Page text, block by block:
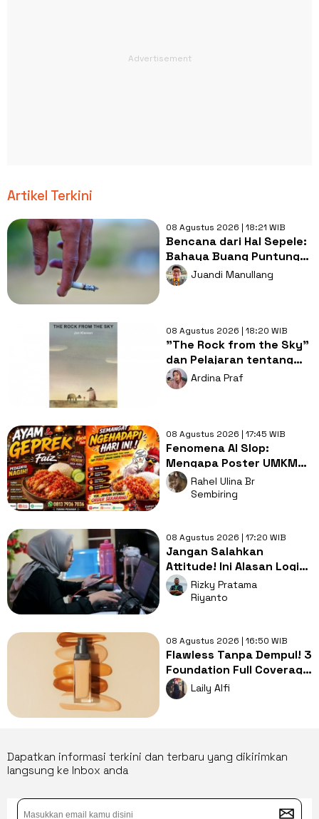
Artikel Terkini
08 Agustus 2026 | 18:21 WIB
Bencana dari Hal Sepele:
Bahaya Buang Puntung
Rokok Sembarangan di
Musim Kemarau
Juandi Manullang
08 Agustus 2026 | 18:20 WIB
"The Rock from the Sky"
dan Pelajaran tentang
Berani Menghadapi
Perubahan
Ardina Praf
08 Agustus 2026 | 17:45 WIB
Fenomena AI Slop:
Mengapa Poster UMKM
Makin Seragam dan Bikin
Kita Bosan?
Rahel Ulina Br
Sembiring
08 Agustus 2026 | 17:20 WIB
Jangan Salahkan
Attitude! Ini Alasan Logis
Kenapa Gen Z Susah Cari
Kerja
Rizky Pratama
Riyanto
08 Agustus 2026 | 16:50 WIB
Flawless Tanpa Dempul! 3
Foundation Full Coverage
Buat Tutupi Bekas
Jerawat
Laily Alfi
Dapatkan informasi terkini dan terbaru yang dikirimkan
langsung ke Inbox anda